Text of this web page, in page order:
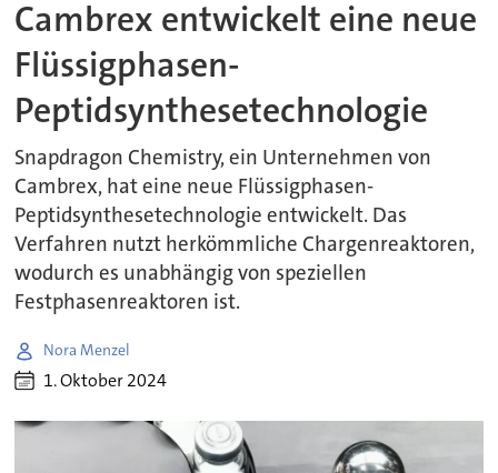
Cambrex entwickelt eine neue
Flüssigphasen-
Peptidsynthesetechnologie
Snapdragon Chemistry, ein Unternehmen von
Cambrex, hat eine neue Flüssigphasen-
Peptidsynthesetechnologie entwickelt. Das
Verfahren nutzt herkömmliche Chargenreaktoren,
wodurch es unabhängig von speziellen
Festphasenreaktoren ist.
Nora Menzel
1. Oktober 2024